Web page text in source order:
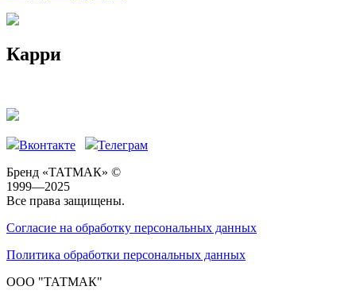
Карри
Вконтакте
Телеграм
Бренд «ТАТМАК» ©
1999—2025
Все права защищены.
Согласие на обработку персональных данных
Политика обработки персональных данных
ООО "ТАТМАК"